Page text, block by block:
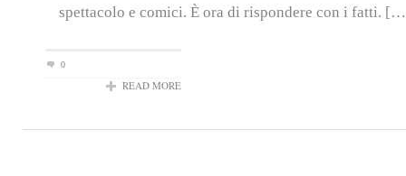
spettacolo e comici. È ora di rispondere con i fatti.
0
READ MORE